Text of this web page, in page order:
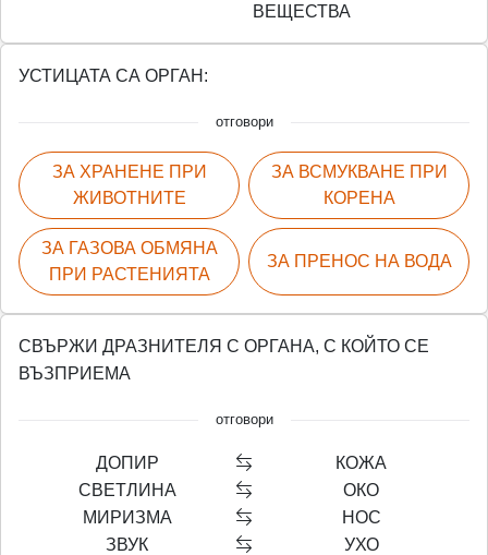
ВЕЩЕСТВА
УСТИЦАТА СА ОРГАН:
отговори
ЗА ХРАНЕНЕ ПРИ
ЖИВОТНИТЕ
ЗА ГАЗОВА ОБМЯНА
ПРИ РАСТЕНИЯТА
ЗА ВСМУКВАНЕ ПРИ
КОРЕНА
ЗА ПРЕНОС НА ВОДА
СВЪРЖИ ДРАЗНИТЕЛЯ С ОРГАНА, С КОЙТО СЕ
ВЪЗПРИЕМА
отговори
ДОПИР
КОЖА
СВЕТЛИНА
ОКО
МИРИЗМА
НОС
ЗВУК
УХО